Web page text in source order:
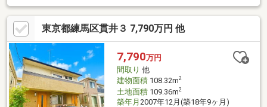
レ・バスが各階にあり、二世帯住宅として快適な住まい♪◆玄関
が２つあり、プライバシーに配慮された設計◆カースペース１台
あり◆「富士見台」駅徒歩１０分の好立地～周辺環境～◇スーパ
ー徒歩８分・コンビニ徒歩２分！◇練馬第二小学校徒歩６分・貫
井中学校徒歩９分！◇郵便局徒歩７分・加藤医院徒歩３分！◇貫
井西公園徒歩３分！CENTURY21住新センターではきめ細やかなサ
ービスで安心のサポート体制を敷いております
東京都練馬区貫井３ 7,790万円 他
7,790万円
間取り 他
建物面積108.32m2
土地面積109.36m2
築年月 2007年12月(築18年9ヶ月)